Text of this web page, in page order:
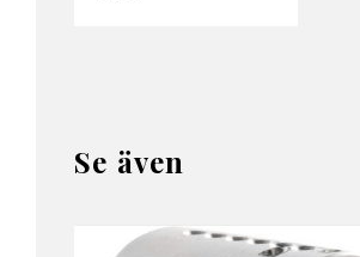
Se även